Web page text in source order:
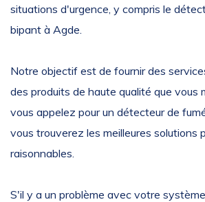
situations d'urgence, y compris le
bipant à Agde.
Notre objectif est de fournir des
des produits de haute qualité que vous
vous appelez pour un détecteur de
vous trouverez les meilleures solutions
raisonnables.
S'il y a un problème avec votre